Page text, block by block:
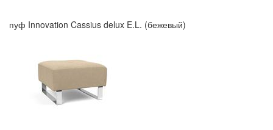
пуф Innovation Cassius delux E.L. (бежевый)